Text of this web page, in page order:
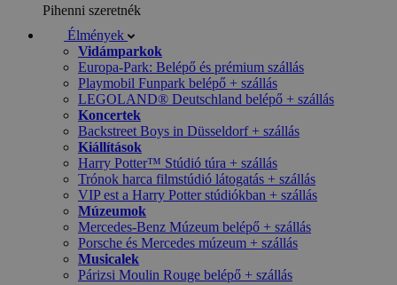
Pihenni szeretnék
Élmények
Vidámparkok
Europa-Park: Belépő és prémium szállás
Playmobil Funpark belépő + szállás
LEGOLAND® Deutschland belépő + szállás
Koncertek
Backstreet Boys in Düsseldorf + szállás
Kiállítások
Harry Potter™ Stúdió túra + szállás
Trónok harca filmstúdió látogatás + szállás
VIP est a Harry Potter stúdiókban + szállás
Múzeumok
Mercedes-Benz Múzeum belépő + szállás
Porsche és Mercedes múzeum + szállás
Musicalek
Párizsi Moulin Rouge belépő + szállás